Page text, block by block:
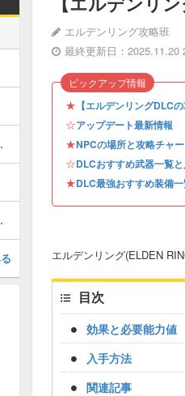
エルデンリング攻略班
最終更新日：2025.11.20
★ 【エルデンリングDLCの
☆アップデート最新情報
★NPCの場所と攻略チャ
☆DLCおすすめ武器一覧
★DLC最強おすすめ装備
ピックアップ情報
エルデンリング(ELDEN
目次
効果と必要能力値
入手方法
関連記事
ト戦まで
ス比較